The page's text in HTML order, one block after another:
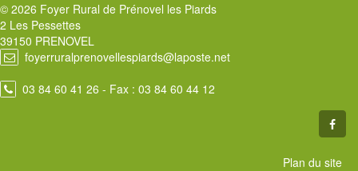
© 2026 Foyer Rural de Prénovel les Piards
2 Les Pessettes
39150 PRENOVEL
foyerruralprenovellespiards@laposte.net
03 84 60 41 26 - Fax : 03 84 60 44 12
Plan du site